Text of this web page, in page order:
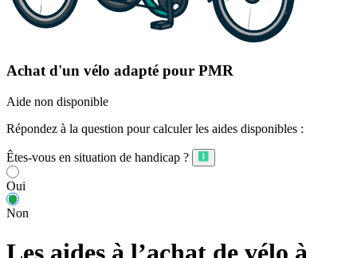
Achat d'un vélo adapté pour PMR
Aide non disponible
Répondez à la question pour calculer les aides disponibles :
Êtes-vous en situation de handicap ?
Oui
Non
Les aides à l’achat de vélo à